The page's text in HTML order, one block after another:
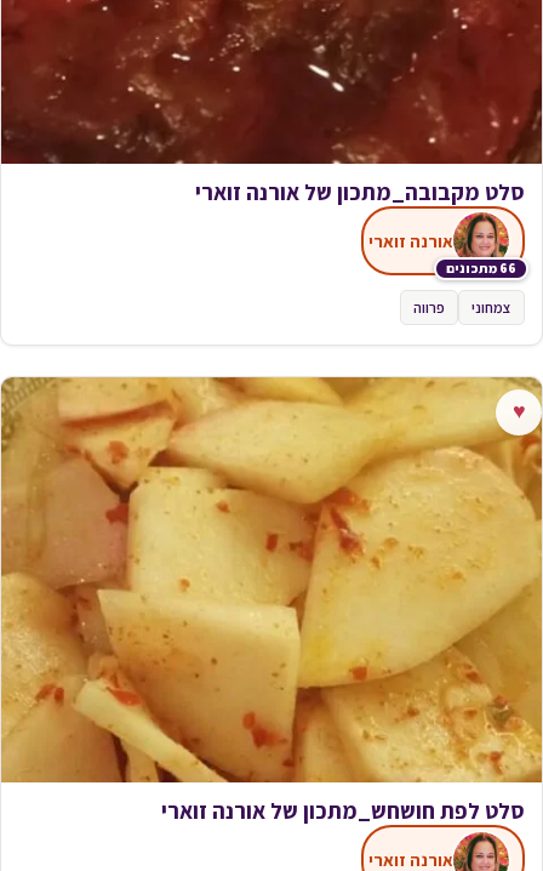
סלט מקבובה_מתכון של אורנה זוארי
66 מתכונים
אורנה זוארי
צמחוני פרווה
♥
סלט לפת חושחש_מתכון של אורנה זוארי
אורנה זוארי